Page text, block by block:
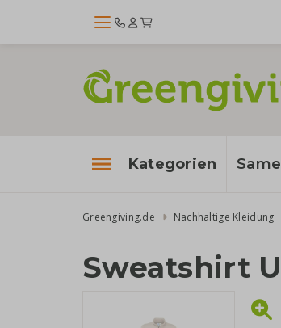
Kategorien
Greengiving.de Nachhaltige Kleidung
Sweatshirt